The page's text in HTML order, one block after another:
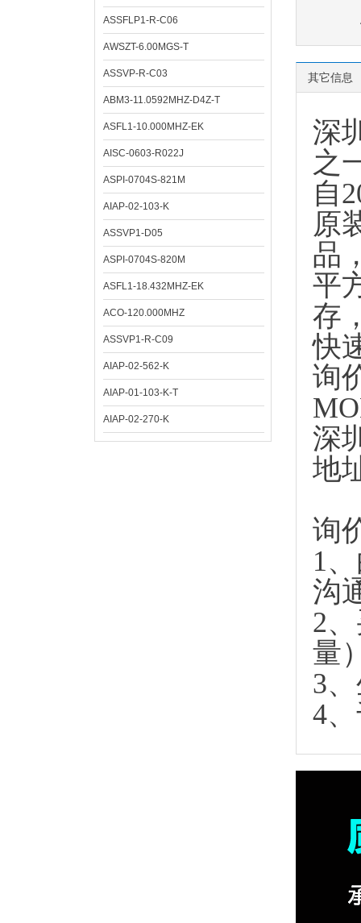
ASSFLP1-R-C06
AWSZT-6.00MGS-T
ASSVP-R-C03
ABM3-11.0592MHZ-D4Z-T
ASFL1-10.000MHZ-EK
AISC-0603-R022J
ASPI-0704S-821M
AIAP-02-103-K
ASSVP1-D05
ASPI-0704S-820M
ASFL1-18.432MHZ-EK
ACO-120.000MHZ
ASSVP1-R-C09
AIAP-02-562-K
AIAP-01-103-K-T
AIAP-02-270-K
其它信息
深
之
自
原
品
平
存
快
询
深
地
询
1
沟
2
量
3
4